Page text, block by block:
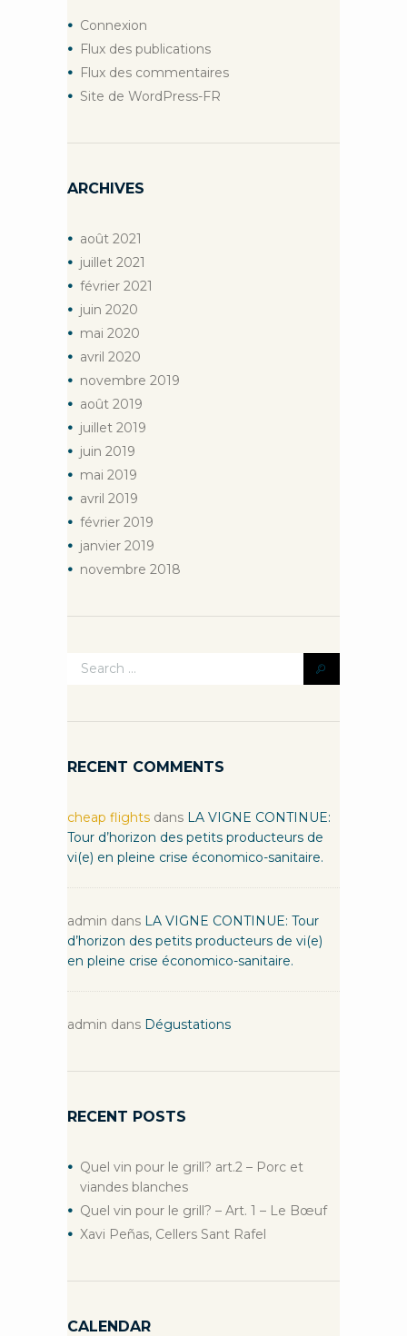
Connexion
Flux des publications
Flux des commentaires
Site de WordPress-FR
ARCHIVES
août 2021
juillet 2021
février 2021
juin 2020
mai 2020
avril 2020
novembre 2019
août 2019
juillet 2019
juin 2019
mai 2019
avril 2019
février 2019
janvier 2019
novembre 2018
RECENT COMMENTS
cheap flights dans LA VIGNE CONTINUE:
Tour d’horizon des petits producteurs de
vi(e) en pleine crise économico-sanitaire.
admin dans LA VIGNE CONTINUE: Tour
d’horizon des petits producteurs de vi(e)
en pleine crise économico-sanitaire.
admin dans Dégustations
RECENT POSTS
Quel vin pour le grill? art.2 – Porc et
viandes blanches
Quel vin pour le grill? – Art. 1 – Le Bœuf
Xavi Peñas, Cellers Sant Rafel
CALENDAR